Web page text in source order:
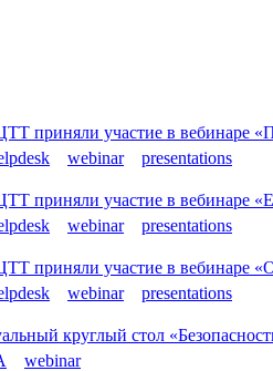
приняли участие в вебинаре
webinar presentations
приняли участие в вебинаре
webinar presentations
приняли участие в вебинаре
webinar presentations
круглый стол
webinar